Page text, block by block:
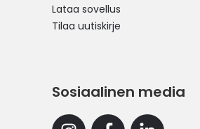
Lataa sovellus
Tilaa uutiskirje
Sosiaalinen media